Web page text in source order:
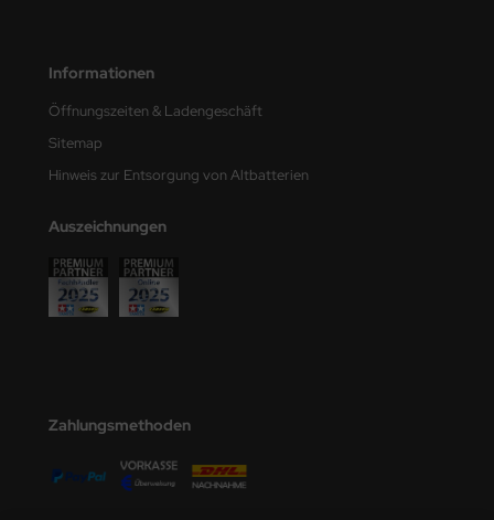
Informationen
Öffnungszeiten & Ladengeschäft
Sitemap
Hinweis zur Entsorgung von Altbatterien
Auszeichnungen
Zahlungsmethoden